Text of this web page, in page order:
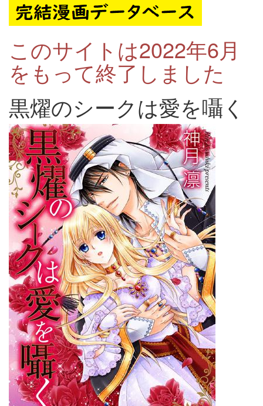
このサイトは2022年6月
をもって終了しました
黒燿のシークは愛を囁く